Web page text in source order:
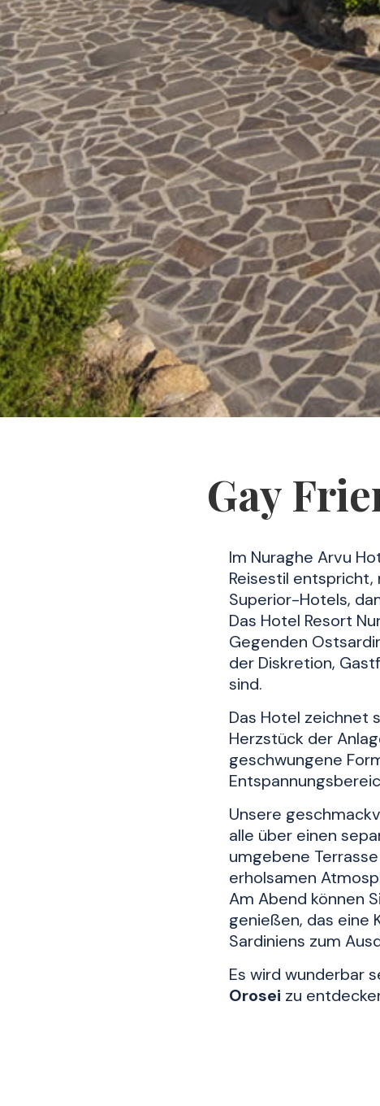
Gay
Im Nuraghe Arvu
Reisestil
Superior-Hotels,
Das Hotel Resort
Gegenden
der Diskretion,
sind.
Das Hotel zeichnet
Herzstück der
geschwungene
Unsere
alle über einen
umgebene
erholsamen
Am Abend können
genießen, das eine
Sardiniens zum
Es wird wunderbar
Orosei zu